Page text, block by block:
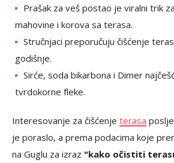
Prašak za veš postao je viralni trik
mahovine i korova sa terasa.
Stručnjaci preporučuju čišćenje
godišnje.
Sirće, soda bikarbona i Dimer
tvrdokorne fleke.
Interesovanje za čišćenje terasa
je poraslo, a prema podacima koje
na Guglu za izraz "kako očistiti